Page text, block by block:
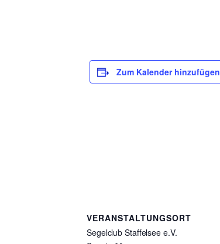
Zum Kalender hinzufügen
VERANSTALTUNGSORT
Segelclub Staffelsee e.V.